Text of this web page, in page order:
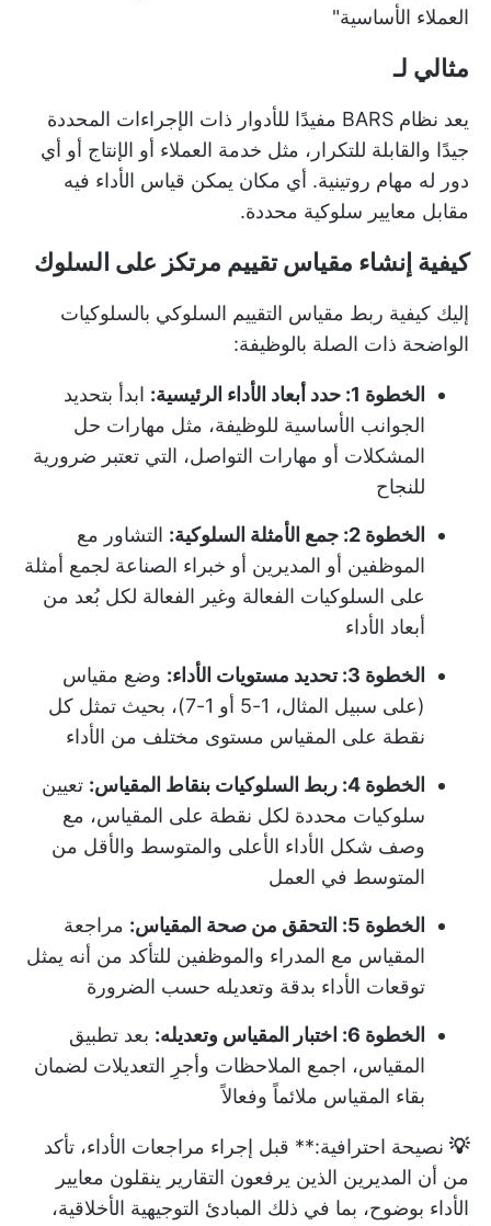
العملاء الأساسية"
مثالي لـ
يعد نظام BARS مفيدًا للأدوار ذات الإجراءات المحددة
جيدًا والقابلة للتكرار، مثل خدمة العملاء أو الإنتاج أو أي
دور له مهام روتينية. أي مكان يمكن قياس الأداء فيه
مقابل معايير سلوكية محددة.
كيفية إنشاء مقياس تقييم مرتكز على السلوك
إليك كيفية ربط مقياس التقييم السلوكي بالسلوكيات
الواضحة ذات الصلة بالوظيفة:
الخطوة 1: حدد أبعاد الأداء الرئيسية:
ابدأ بتحديد
الجوانب الأساسية للوظيفة، مثل مهارات حل
المشكلات أو مهارات التواصل، التي تعتبر ضرورية
للنجاح
الخطوة 2: جمع الأمثلة السلوكية:
التشاور مع
الموظفين أو المديرين أو خبراء الصناعة لجمع أمثلة
على السلوكيات الفعالة وغير الفعالة لكل بُعد من
أبعاد الأداء
الخطوة 3: تحديد مستويات الأداء:
وضع مقياس
(على سبيل المثال، 1-5 أو 1-7)، بحيث تمثل كل
نقطة على المقياس مستوى مختلف من الأداء
الخطوة 4: ربط السلوكيات بنقاط المقياس:
تعيين
سلوكيات محددة لكل نقطة على المقياس، مع
وصف شكل الأداء الأعلى والمتوسط والأقل من
المتوسط في العمل
الخطوة 5: التحقق من صحة المقياس:
مراجعة
المقياس مع المدراء والموظفين للتأكد من أنه يمثل
توقعات الأداء بدقة وتعديله حسب الضرورة
الخطوة 6: اختبار المقياس وتعديله:
بعد تطبيق
المقياس، اجمع الملاحظات وأجرِ التعديلات لضمان
بقاء المقياس ملائماً وفعالاً
💡 نصيحة احترافية:** قبل إجراء مراجعات الأداء، تأكد
من أن المديرين الذين يرفعون التقارير ينقلون معايير
الأداء بوضوح، بما في ذلك المبادئ التوجيهية الأخلاقية،